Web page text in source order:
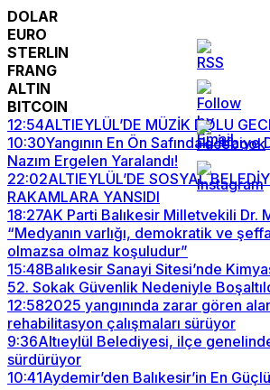
DOLAR
EURO
STERLIN
FRANG
ALTIN
BITCOIN
12:54ALTIEYLÜL’DE MÜZİK DOLU
10:30Yangının En Ön Safındaki İtfaiye
Nazım Ergelen Yaralandı!
22:02ALTIEYLÜL’DE SOSYAL
RAKAMLARA YANSIDI
18:27AK Parti Balıkesir Milletvekili Dr.
“Medyanın varlığı, demokratik ve
olmazsa olmaz koşuludur”
15:48Balıkesir Sanayi Sitesi’nde
52. Sokak Güvenlik Nedeniyle
12:582025 yangınında zarar gören
rehabilitasyon çalışmaları sürüyor
9:36Altıeylül Belediyesi, ilçe
sürdürüyor
10:41Aydemir’den Balıkesir’in En